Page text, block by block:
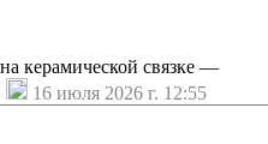
керамической связке —
16 июля 2026 г. 12:55